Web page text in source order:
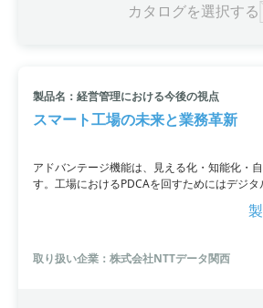
カタログを選択する
製品名：経営管理における今後の視点
スマート工場の未来と業務革新
アドバンテージ機能は、見える化・知能化・
す。工場におけるPDCAを回すためにはデジタ
要であり、そのためにはヒト、モノ、設備の
必要があります。本記事では、スマート工場
取り扱い企業：株式会社NTTデータ関西